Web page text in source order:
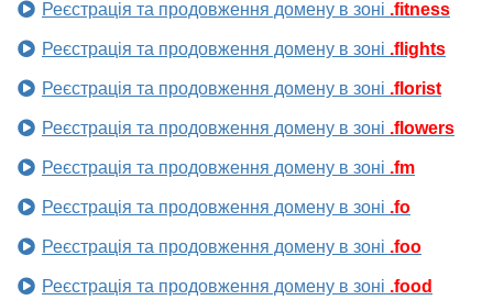
Реєстрація та продовження домену в зоні .fitness
Реєстрація та продовження домену в зоні .flights
Реєстрація та продовження домену в зоні .florist
Реєстрація та продовження домену в зоні .flowers
Реєстрація та продовження домену в зоні .fm
Реєстрація та продовження домену в зоні .fo
Реєстрація та продовження домену в зоні .foo
Реєстрація та продовження домену в зоні .food